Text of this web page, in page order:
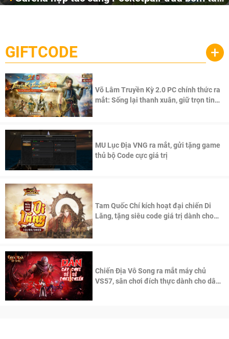
cầu, theo giấy phép chính thức từ công ty game Nhật Bản
Pocketpair, Inc.
GIFTCODE +
Võ Lâm Truyền Kỳ 2.0 PC chính thức ra
mắt: Sống lại thanh xuân, giữ trọn tinh
MU Lục Địa VNG ra mắt, gửi tặng game
thủ bộ Code cực giá trị
Tam Quốc Chí kích hoạt đại chiến Di
Lăng, tặng siêu code giá trị dành cho
Chiến Địa Vô Song ra mắt máy chủ
VS57, sân chơi đích thực dành cho dân